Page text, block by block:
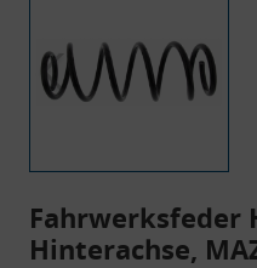
Fahrwerksfeder
Hinterachse,